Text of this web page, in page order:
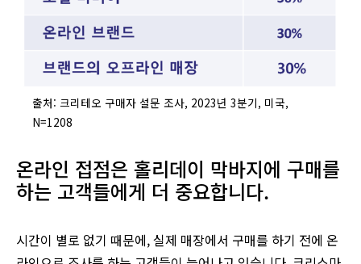
출처: 크리테오 구매자 설문 조사, 2023년 3분기, 미국,
N=1208
온라인 접점은 홀리데이 막바지에 구매를
하는 고객들에게 더 중요합니다.
시간이 별로 없기 때문에, 실제 매장에서 구매를 하기 전에 온